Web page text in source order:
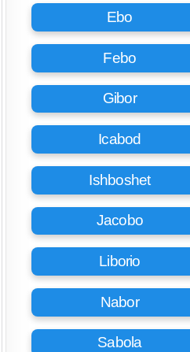
Ebo
Febo
Gibor
Icabod
Ishboshet
Jacobo
Liborio
Nabor
Sabola